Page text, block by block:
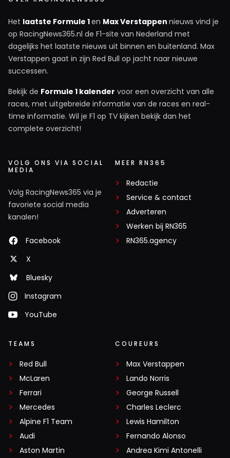
Het laatste Formule 1en Max Verstappen nieuws vind je
op RacingNews365.nl de F1-site van Nederland met
dagelijks het laatste nieuws uit binnen en buitenland. Max
Verstappen gaat in zijn Red Bull op jacht naar nieuwe
successen.
Bekijk de Formule 1 kalender voor een overzicht van alle
races, met uitgebreide informatie van de races en real-
time informatie. Wil je F1 op TV kijken bekijk dan het
complete overzicht!
VOLG ONS VIA SOCIAL
MEDIA
Volg RacingNews365 via je
favoriete social media
kanalen!
Facebook
X
Bluesky
Instagram
YouTube
MEER RN365
Redactie
Service & contact
Adverteren
Werken bij RN365
RN365.agency
TEAMS
Red Bull
McLaren
Ferrari
Mercedes
Alpine F1 Team
Audi
Aston Martin
COUREURS
Max Verstappen
Lando Norris
George Russell
Charles Leclerc
Lewis Hamilton
Fernando Alonso
Andrea Kimi Antonelli